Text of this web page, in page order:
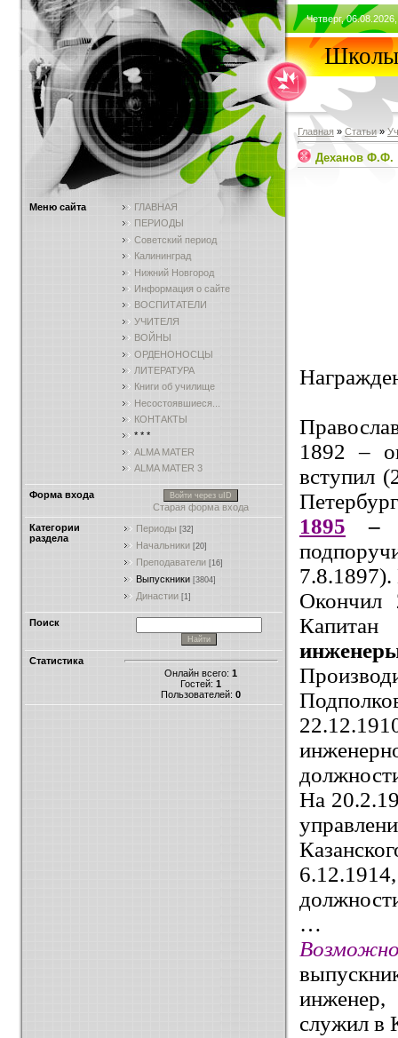
Меню сайта
ГЛАВНАЯ
ПЕРИОДЫ
Советский период
Калининград
Нижний Новгород
Информация о сайте
ВОСПИТАТЕЛИ
УЧИТЕЛЯ
ВОЙНЫ
ОРДЕНОНОСЦЫ
ЛИТЕРАТУРА
Книги об училище
Несостоявшиеся...
КОНТАКТЫ
* * *
ALMA MATER
ALMA MATER 3
Форма входа Войти через uID
Старая форма входа
Категории
раздела
Периоды [32]
Начальники [20]
Преподаватели [16]
Выпускники [3804]
Династии [1]
Поиск
Статистика
Онлайн всего: 1
Гостей: 1
Пользователей: 0
Четверг,
Школы
Главная » Статьи »
Деханов Ф.Ф.
1892 –
вступил
1895 –
7.8.1897).
Окончил
На
…
инженер,
служил в